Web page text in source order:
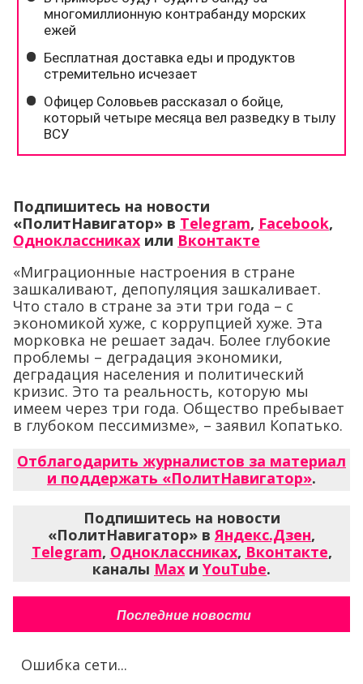
Подпишитесь на новости
«ПолитНавигатор» в Telegram, Facebook,
Одноклассниках или Вконтакте
«Миграционные настроения в стране
зашкаливают, депопуляция зашкаливает.
Что стало в стране за эти три года – с
экономикой хуже, с коррупцией хуже. Эта
морковка не решает задач. Более глубокие
проблемы – деградация экономики,
деградация населения и политический
кризис. Это та реальность, которую мы
имеем через три года. Общество пребывает
в глубоком пессимизме», – заявил Копатько.
Отблагодарить журналистов за материал
и поддержать «ПолитНавигатор».
Подпишитесь на новости
«ПолитНавигатор» вЯндекс.Дзен,
Telegram, Одноклассниках, Вконтакте,
каналы Max и YouTube.
Последние новости
Ошибка сети...